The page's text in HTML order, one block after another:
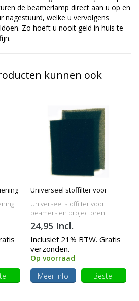
de beamerlamp direct aan u op en
nagestuurd, welke u vervolgens
Zo hoeft u nooit geld in huis te
kunnen ook
Universeel stoffilter voor
beamers
Universeel stoffilter voor
beamers en projectoren
24,95 Incl.
Inclusief 21% BTW. Gratis
verzonden.
Op voorraad
Meer info
Bestel